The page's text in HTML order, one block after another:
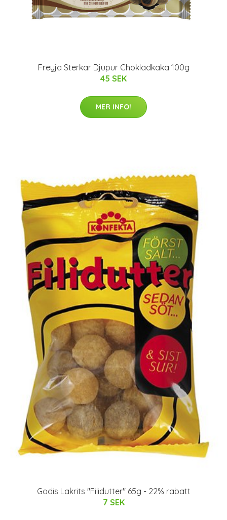
Freyja Sterkar Djupur Chokladkaka 100g
45 SEK
MER INFO!
Godis Lakrits "Filidutter" 65g - 22% rabatt
7 SEK